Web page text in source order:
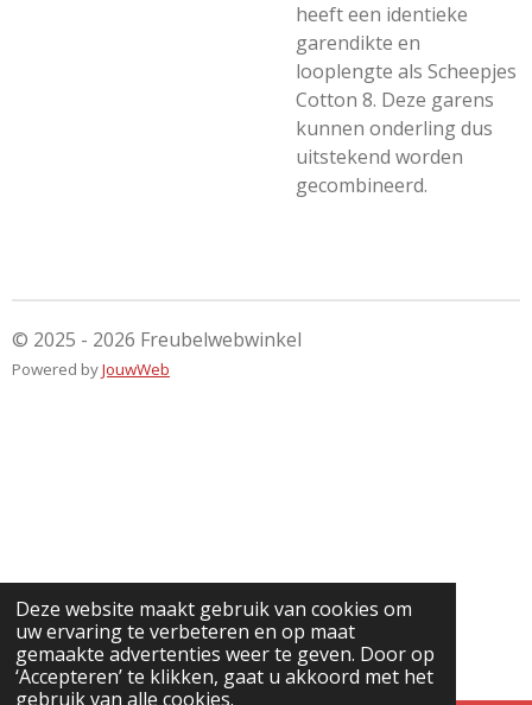
Deze website maakt gebruik van cookies om
uw ervaring te verbeteren en op maat
gemaakte advertenties weer te geven. Door op
‘Accepteren’ te klikken, gaat u akkoord met het
gebruik van alle cookies.
heeft een identieke
garendikte en
looplengte als Scheepjes
Cotton 8. Deze garens
kunnen onderling dus
uitstekend worden
gecombineerd.
© 2025 - 2026 Freubelwebwinkel
Powered byJouwWeb